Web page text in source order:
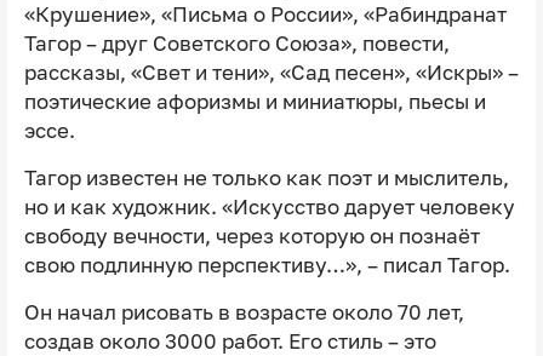
«Крушение», «Письма о России», «Рабиндранат
Тагор – друг Советского Союза», повести,
рассказы, «Свет и тени», «Сад песен», «Искры» –
поэтические афоризмы и миниатюры, пьесы и
эссе.
Тагор известен не только как поэт и мыслитель,
но и как художник. «Искусство дарует человеку
свободу вечности, через которую он познаёт
свою подлинную перспективу…», – писал Тагор.
Он начал рисовать в возрасте около 70 лет,
создав около 3000 работ. Его стиль – это